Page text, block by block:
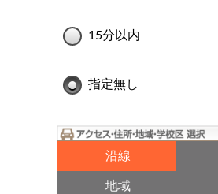
15分以内
指定無し
沿線
地域